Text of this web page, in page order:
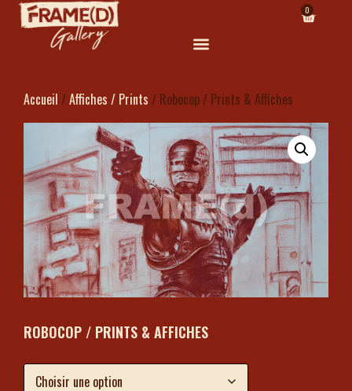
0
Accueil / Affiches / Prints / Robocop / Prints & Affiches
ROBOCOP / PRINTS & AFFICHES